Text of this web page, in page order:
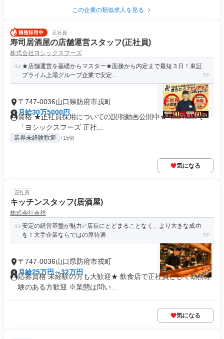
この企業の類似求人を見る
正社員
寿司居酒屋の店舗運営スタッフ(正社員)
株式会社ヨシックスフーズ
★店舗運営を基礎からマスター★面接から内定まで最短３日！東証
プライム上場グループ企業で安定...
〒747-0036山口県防府市戎町
月給30万5000円
資格 ★正社員採用についての説明動画公開中★ YouTubeで
「ヨシックスフーズ 正社...
業界未経験歓迎 +15個
気になる
正社員
キッチンスタッフ(居酒屋)
株式会社吉祥
安定の経営基盤が魅力✅️店長にとどまることなく、より大きな成功
を！大手企業ならではの厚待遇
〒747-0036山口県防府市戎町
月給25万円～32万円
応募資格 未経験の方も大歓迎★ 飲食店で正社員として勤務経
験のある方歓迎 ※業態は問い...
気になる